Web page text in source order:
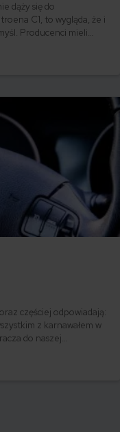
dąży się do
C1, to wygląda, że i
Producenci mieli
dziesiątkę, ponieważ
częściej odpowiadają:
z karnawałem w
do naszej
ubezpieczenie dla